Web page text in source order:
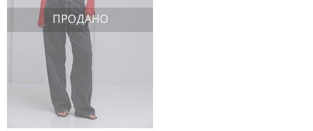
ПРОДАНО